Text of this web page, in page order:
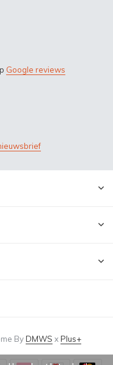
Google reviews
ByDMWS xPlus+